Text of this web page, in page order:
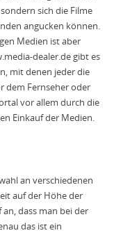
sich die Filme
angucken können.
Medien ist aber
dealer.de gibt es
mit denen jeder die
dem Fernseher oder
vor allem durch die
Einkauf der Medien.
an verschiedenen
auf der Höhe der
dass man bei der
das ist ein